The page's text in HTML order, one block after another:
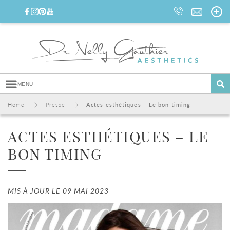
MENU
Home I Presse I Actes esthétiques – Le bon timing
A
ACTES ESTHÉTIQUES – LE
BON TIMING
MIS À JOUR LE 09 MAI 2023